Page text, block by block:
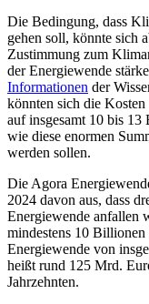
Die Bedingung, dass
gehen soll, könnte sich
Zustimmung zum
der Energiewende
Informationen der
könnten sich die
auf insgesamt 10 bis
wie diese enormen
werden sollen.
Die Agora
2024 davon aus, dass
Energiewende anfallen
mindestens 10
Energiewende von
heißt rund 125 Mrd.
Jahrzehnten.